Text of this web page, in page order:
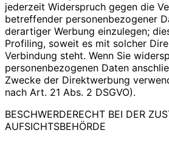
jederzeit Widerspruch gegen die
betreffender personenbezogener
derartiger Werbung einzulegen;
Profiling, soweit es mit solcher
Verbindung steht. Wenn Sie
personenbezogenen Daten
Zwecke der Direktwerbung
nach Art. 21 Abs. 2 DSGVO).
BESCHWERDERECHT BEI DER
AUFSICHTSBEHÖRDE